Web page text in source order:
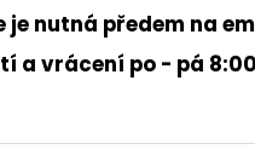
je nutná předem na
a vrácení po - pá